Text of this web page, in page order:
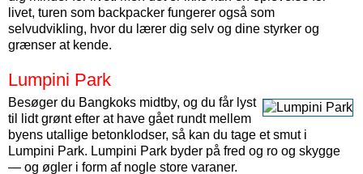
livet, turen som backpacker fungerer også som
selvudvikling, hvor du lærer dig selv og dine styrker og
grænser at kende.
Lumpini Park
Besøger du Bangkoks midtby, og du får lyst
til lidt grønt efter at have gået rundt mellem
byens utallige beton­klodser, så kan du tage et smut i
Lumpini Park. Lumpini Park byder på fred og ro og skygge
— og øgler i form af nogle store varaner.